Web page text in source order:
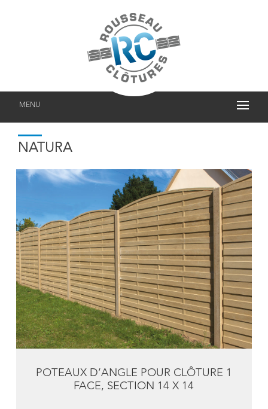
MENU
NATURA
POTEAUX D’ANGLE POUR CLÔTURE 1
FACE, SECTION 14 X 14